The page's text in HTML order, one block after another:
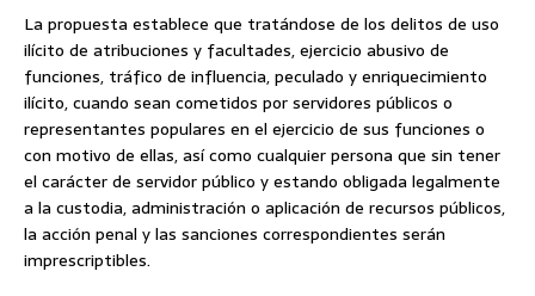
La propuesta establece que tratándose de los delitos de uso
ilícito de atribuciones y facultades, ejercicio abusivo de
funciones, tráfico de influencia, peculado y enriquecimiento
ilícito, cuando sean cometidos por servidores públicos o
representantes populares en el ejercicio de sus funciones o
con motivo de ellas, así como cualquier persona que sin tener
el carácter de servidor público y estando obligada legalmente
a la custodia, administración o aplicación de recursos públicos,
la acción penal y las sanciones correspondientes serán
imprescriptibles.